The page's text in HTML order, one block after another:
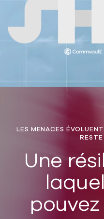
LES MENACES
Une